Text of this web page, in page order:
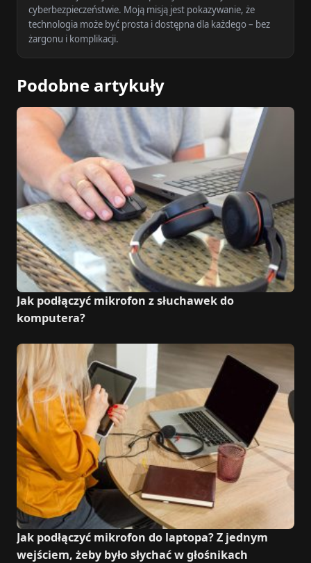
cyberbezpieczeństwie. Moją misją jest pokazywanie, że
technologia może być prosta i dostępna dla każdego – bez
żargonu i komplikacji.
Podobne artykuły
Jak podłączyć mikrofon z słuchawek do
komputera?
Jak podłączyć mikrofon do laptopa? Z jednym
wejściem, żeby było słychać w głośnikach